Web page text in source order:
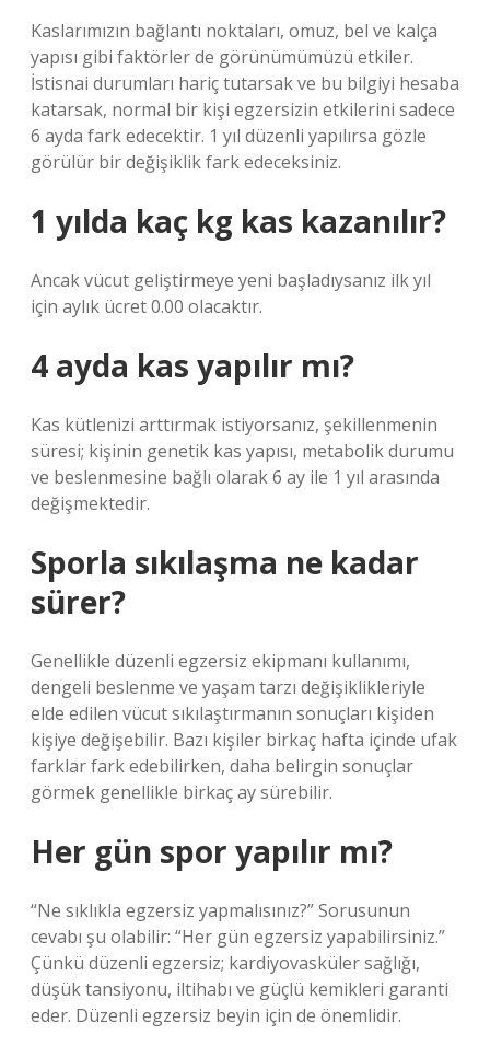
Kaslarımızın bağlantı noktaları, omuz, bel ve kalça
yapısı gibi faktörler de görünümümüzü etkiler.
İstisnai durumları hariç tutarsak ve bu bilgiyi hesaba
katarsak, normal bir kişi egzersizin etkilerini sadece
6 ayda fark edecektir. 1 yıl düzenli yapılırsa gözle
görülür bir değişiklik fark edeceksiniz.
1 yılda kaç kg kas kazanılır?
Ancak vücut geliştirmeye yeni başladıysanız ilk yıl
için aylık ücret 0.00 olacaktır.
4 ayda kas yapılır mı?
Kas kütlenizi arttırmak istiyorsanız, şekillenmenin
süresi; kişinin genetik kas yapısı, metabolik durumu
ve beslenmesine bağlı olarak 6 ay ile 1 yıl arasında
değişmektedir.
Sporla sıkılaşma ne kadar
sürer?
Genellikle düzenli egzersiz ekipmanı kullanımı,
dengeli beslenme ve yaşam tarzı değişiklikleriyle
elde edilen vücut sıkılaştırmanın sonuçları kişiden
kişiye değişebilir. Bazı kişiler birkaç hafta içinde ufak
farklar fark edebilirken, daha belirgin sonuçlar
görmek genellikle birkaç ay sürebilir.
Her gün spor yapılır mı?
“Ne sıklıkla egzersiz yapmalısınız?” Sorusunun
cevabı şu olabilir: “Her gün egzersiz yapabilirsiniz.”
Çünkü düzenli egzersiz; kardiyovasküler sağlığı,
düşük tansiyonu, iltihabı ve güçlü kemikleri garanti
eder. Düzenli egzersiz beyin için de önemlidir.